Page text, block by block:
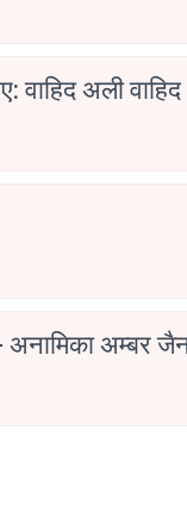
वाहिद अली वाहिद
मोहब्बत के सफ़र को एक हँसी आग़ाज़ दे देना - अनामिका अम्बर